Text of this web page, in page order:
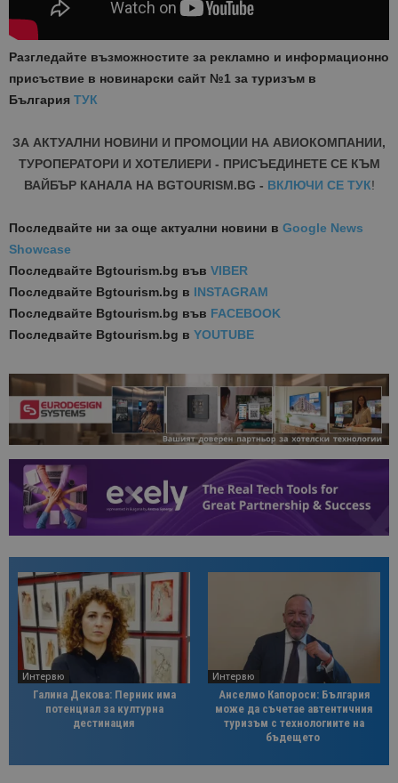
Разгледайте възможностите за рекламно и информационно
присъствие в новинарски сайт №1 за туризъм в
България ТУК
ЗА АКТУАЛНИ НОВИНИ И ПРОМОЦИИ НА АВИОКОМПАНИИ,
ТУРОПЕРАТОРИ И ХОТЕЛИЕРИ - ПРИСЪЕДИНЕТЕ СЕ КЪМ
ВАЙБЪР КАНАЛА НА BGTOURISM.BG - ВКЛЮЧИ СЕ ТУК!
Последвайте ни за още актуални новини в Google News
Showcase
Последвайте Bgtourism.bg във VIBER
Последвайте Bgtourism.bg в INSTAGRAM
Последвайте Bgtourism.bg във FACEBOOK
Последвайте Bgtourism.bg в YOUTUBE
Интервю
Галина Декова: Перник има
потенциал за културна
дестинация
Интервю
Анселмо Капороси: България
може да съчетае автентичния
туризъм с технологиите на
бъдещето